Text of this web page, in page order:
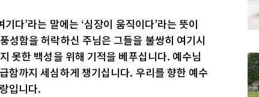
다’라는 말에는 ‘심장이 움직이다’라는 뜻이
성함을 허락하신 주님은 그들을 불쌍히 여기시
못한 백성을 위해 기적을 베푸십니다. 예수님
함까지 세심하게 챙기십니다. 우리를 향한 예수
입니다.